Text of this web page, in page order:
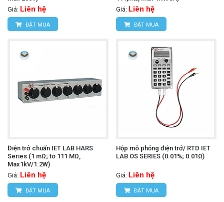
Giá: Liên hệ
ĐẶT MUA
Giá: Liên hệ
ĐẶT MUA
Điện trở chuẩn IET LAB HARS
Series (1 mΩ; to 111 MΩ,
Max1kV/1.2W)
Giá: Liên hệ
ĐẶT MUA
Hộp mô phỏng điện trở/ RTD IET
LAB OS SERIES (0.01%; 0.01Ω)
Giá: Liên hệ
ĐẶT MUA